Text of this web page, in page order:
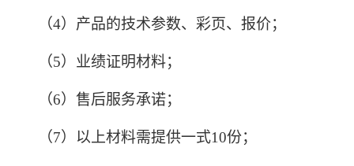
（4）产品的技术参数、彩页、报价；
（5）业绩证明材料；
（6）售后服务承诺；
（7）以上材料需提供一式10份；